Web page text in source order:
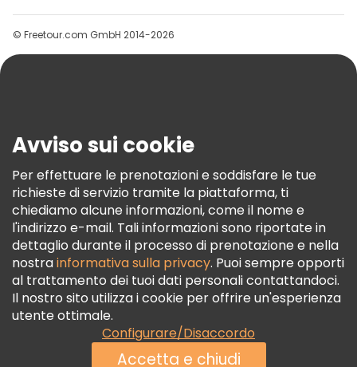
Gruppi
Aiuto
Termini E Condizioni
Informativa Sui Cookie
Freetour Premi
Programma Di Fidelizzazione
© Freetour.com GmbH 2014-2026
Avviso sui cookie
Per effettuare le prenotazioni e soddisfare le tue
richieste di servizio tramite la piattaforma, ti
chiediamo alcune informazioni, come il nome e
l'indirizzo e-mail. Tali informazioni sono riportate in
dettaglio durante il processo di prenotazione e nella
nostrainformativa sulla privacy. Puoi sempre opporti
al trattamento dei tuoi dati personali contattandoci.
Il nostro sito utilizza i cookie per offrire un'esperienza
utente ottimale.
Configurare/Disaccordo
Accetta e chiudi